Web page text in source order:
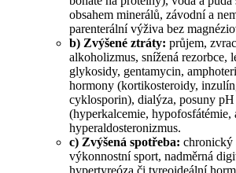
obsahem minerálů, závodní a
parenterální výživa bez
b) Zvýšené ztráty: průjem,
alkoholizmus, snížená rezorbce,
glykosidy, gentamycin,
hormony (kortikosteroidy,
cyklosporin), dialýza, posuny
(hyperkalcemie, hypofosfátémie,
hyperaldosteronizmus.
c) Zvýšená spotřeba: chronický
výkonnostní sport, nadměrná